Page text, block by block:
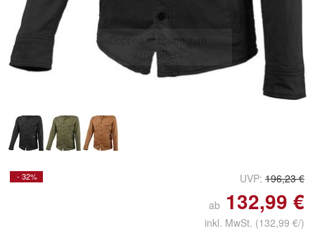
Doppelt antippen zum
vergrößern
- 32% UVP: 196,23 €
ab 132,99 €
inkl. MwSt. (132,99 €/)